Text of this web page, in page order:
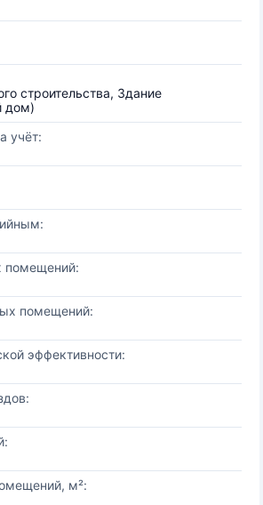
строительства, Здание
дом)
учёт:
помещений:
помещений:
эффективности:
м²: